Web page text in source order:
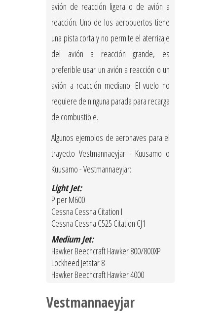
avión de reacción ligera o de avión a
reacción. Uno de los aeropuertos tiene
una pista corta y no permite el aterrizaje
del avión a reacción grande, es
preferible usar un avión a reacción o un
avión a reacción mediano. El vuelo no
requiere de ninguna parada para recarga
de combustible.
Algunos ejemplos de aeronaves para el
trayecto Vestmannaeyjar - Kuusamo o
Kuusamo - Vestmannaeyjar:
Light Jet:
Piper M600
Cessna Cessna Citation I
Cessna Cessna C525 Citation CJ1
Medium Jet:
Hawker Beechcraft Hawker 800/800XP
Lockheed Jetstar 8
Hawker Beechcraft Hawker 4000
Vestmannaeyjar